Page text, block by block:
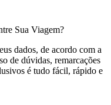
Sua Viagem?
dados, de acordo com a
de dúvidas, remarcações
é tudo fácil, rápido e